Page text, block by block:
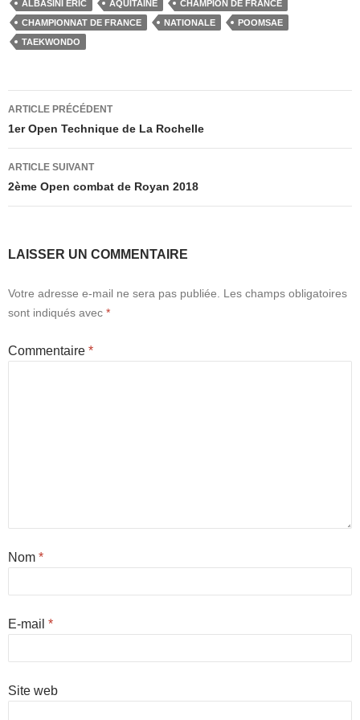
e
b
o
k
o
d
n
g
ALBASINI ÉRIC AQUITAINE
CHAMPION DE FRANCE
CHAMPIONNAT DE FRANCE
NATIONALE
POOMSAE
TAEKWONDO
Navigation
des
articles
ARTICLE PRÉCÉDENT
1er Open Technique de La Rochelle
ARTICLE SUIVANT
2ème Open combat de Royan 2018
LAISSER UN COMMENTAIRE
Votre adresse e-mail ne sera pas publiée.
Les champs obligatoires
sont indiqués avec *
Commentaire *
Nom *
E-mail *
Site web